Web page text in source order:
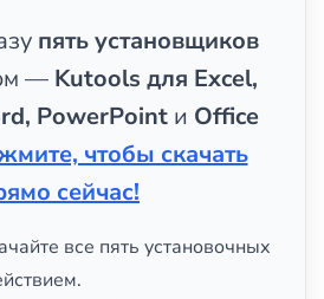
пять установщиков
— Kutools для Excel,
PowerPoint и Office
чтобы скачать
сейчас!
все пять установочных